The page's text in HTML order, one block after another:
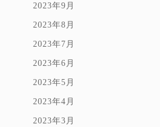
2023年9月
2023年8月
2023年7月
2023年6月
2023年5月
2023年4月
2023年3月